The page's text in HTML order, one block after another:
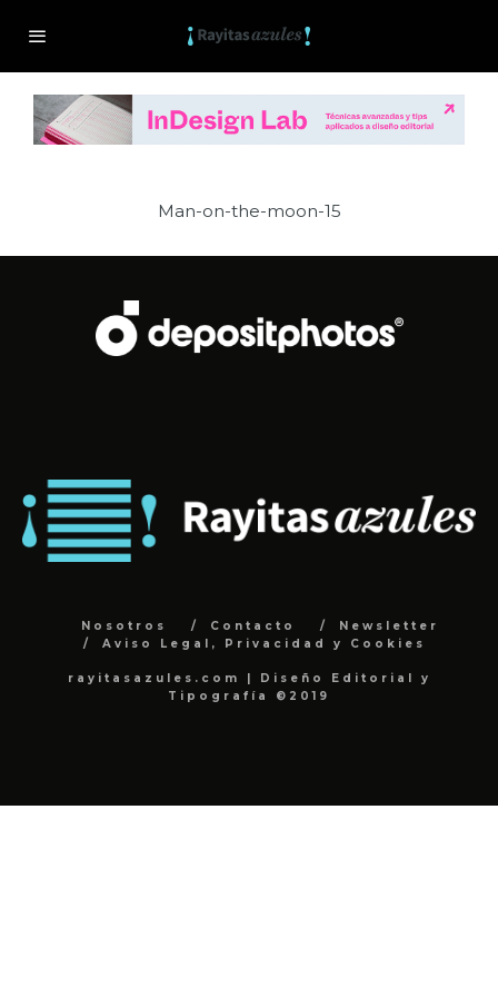
Man-on-the-moon-15
Nosotros Contacto
Newsletter
Aviso Legal, Privacidad y Cookies
rayitasazules.com | Diseño Editorial y
Tipografía ©2019